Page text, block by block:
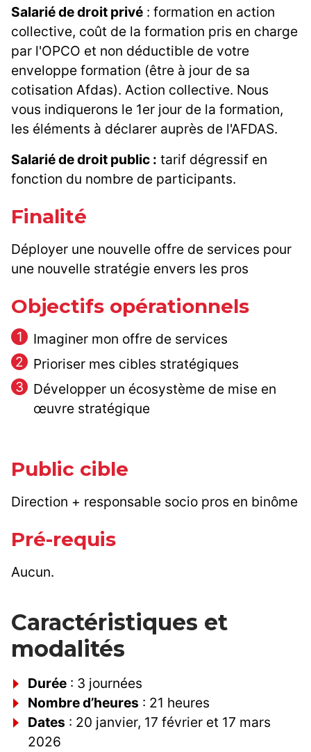
Salarié de droit privé : formation en action
collective, coût de la formation pris en charge
par l'OPCO et non déductible de votre
enveloppe formation (être à jour de sa
cotisation Afdas). Action collective. Nous
vous indiquerons le 1er jour de la formation,
les éléments à déclarer auprès de l'AFDAS.
Salarié de droit public : tarif dégressif en
fonction du nombre de participants.
Finalité
Déployer une nouvelle offre de services pour
une nouvelle stratégie envers les pros
Objectifs opérationnels
Imaginer mon offre de services
Prioriser mes cibles stratégiques
Développer un écosystème de mise en
œuvre stratégique
Public cible
Direction + responsable socio pros en binôme
Pré-requis
Aucun.
Caractéristiques et
modalités
Durée : 3 journées
Nombre d’heures : 21 heures
Dates : 20 janvier, 17 février et 17 mars
2026